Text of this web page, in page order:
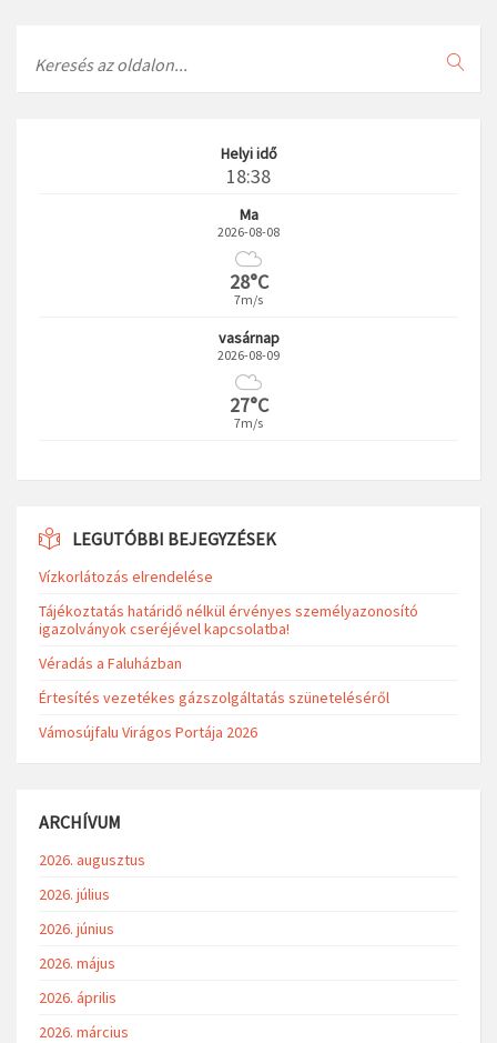
Helyi idő
18:38
Ma
2026-08-08
28°C
7m/s
vasárnap
2026-08-09
27°C
7m/s
LEGUTÓBBI BEJEGYZÉSEK
Vízkorlátozás elrendelése
Tájékoztatás határidő nélkül érvényes személyazonosító
igazolványok cseréjével kapcsolatba!
Véradás a Faluházban
Értesítés vezetékes gázszolgáltatás szüneteléséről
Vámosújfalu Virágos Portája 2026
ARCHÍVUM
2026. augusztus
2026. július
2026. június
2026. május
2026. április
2026. március